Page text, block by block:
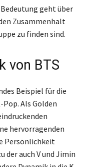
geht über
Zusammenhalt
zu finden sind.
von BTS
Beispiel für die
Pop. Als Golden
hervorragenden
Persönlichkeit
der auch V und Jimin